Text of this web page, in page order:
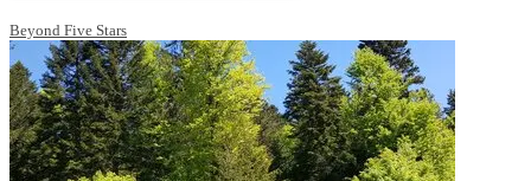
Beyond Five Stars